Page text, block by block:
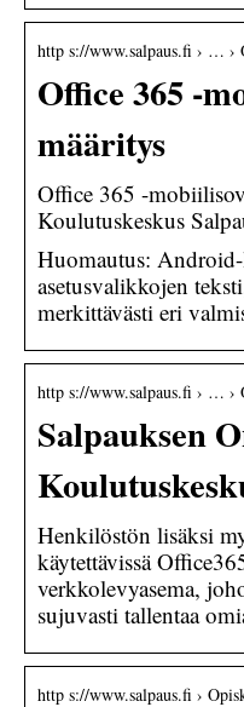
http s://www.salpaus.fi › … ›
Office 365 -
määritys
Office 365 -
Koulutuskeskus
Huomautus:
asetusvalikkojen
merkittävästi eri
http s://www.salpaus.fi › … ›
Salpauksen
Henkilöstön lisäksi
käytettävissä
verkkolevyasema,
sujuvasti tallentaa
http s://www.salpaus.fi ›